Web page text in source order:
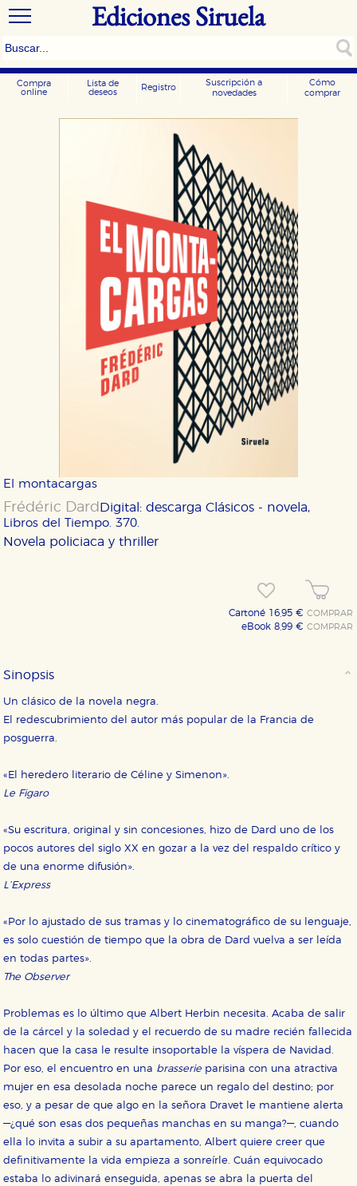
Ediciones Siruela
Compra
online
Lista de
deseos
Registro
Suscripción a
novedades
Cómo
comprar
El montacargas
Frédéric Dard
Libros del Tiempo. 370.
Digital: descargaClásicos - novela,
Novela policiaca y thriller
Cartoné 16,95 €COMPRAR
eBook 8,99 €COMPRAR
Sinopsis
Un clásico de la novela negra.
El redescubrimiento del autor más popular de la Francia de
posguerra.
«El heredero literario de Céline y Simenon».
Le Figaro
«Su escritura, original y sin concesiones, hizo de Dard uno de los
pocos autores del siglo XX en gozar a la vez del respaldo crítico y
de una enorme difusión».
L’Express
«Por lo ajustado de sus tramas y lo cinematográfico de su lenguaje,
es solo cuestión de tiempo que la obra de Dard vuelva a ser leída
en todas partes».
The Observer
Problemas es lo último que Albert Herbin necesita. Acaba de salir
de la cárcel y la soledad y el recuerdo de su madre recién fallecida
hacen que la casa le resulte insoportable la víspera de Navidad.
Por eso, el encuentro en una brasserie parisina con una atractiva
mujer en esa desolada noche parece un regalo del destino; por
eso, y a pesar de que algo en la señora Dravet le mantiene alerta
—¿qué son esas dos pequeñas manchas en su manga?—, cuando
ella lo invita a subir a su apartamento, Albert quiere creer que
definitivamente la vida empieza a sonreírle. Cuán equivocado
estaba lo adivinará enseguida, apenas se abra la puerta del
Estas cookies son necesarias para que nuestro sitio
web funcione y no es posible deshabilitarlas desde
nuestro sistema. Es posible hacerlo desde el
navegador, pero en ese caso es posible que algunas
áreas de nuestra web dejen de funcionar
correctamente.
Cookies de rendimiento y analíticas
Estas cookies se utilizan para mejorar su experiencia
de navegación y optimizar el funcionamiento de
servicios para que no tenga que reconfigurarlos cada
vez que nos visita. La información es agregada y, por lo